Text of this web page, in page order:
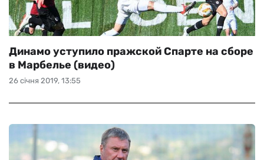
26 січня 2019, 13:55
Динамо уступило пражской Спарте на сборе
в Марбелье (видео)